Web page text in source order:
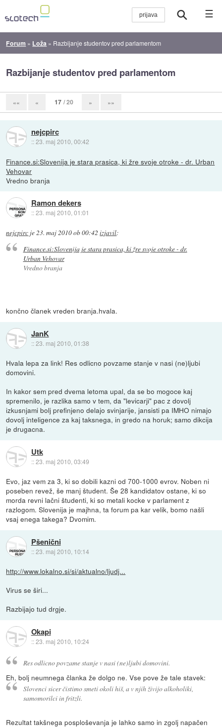
☰
Forum » Loža » Razbijanje studentov pred parlamentom
Razbijanje studentov pred parlamentom
«« « 17 / 20 » »»
nejcpirc
::23. maj 2010, 00:42
Finance.si:Slovenija je stara prasica, ki žre svoje otroke - dr. Urban
Vehovar
Vredno branja
Ramon dekers
::23. maj 2010, 01:01
nejcpirc je23. maj 2010 ob 00:42 izjavil:
Finance.si:Slovenija je stara prasica, ki žre svoje otroke - dr.
Urban Vehovar
Vredno branja
končno članek vreden branja.hvala.
JanK
::23. maj 2010, 01:38
Hvala lepa za link! Res odlicno povzame stanje v nasi (ne)ljubi
domovini.
In kakor sem pred dvema letoma upal, da se bo mogoce kaj
spremenilo, je razlika samo v tem, da "levicarji" pac z dovolj
izkusnjami bolj prefinjeno delajo svinjarije, jansisti pa IMHO nimajo
dovolj inteligence za kaj taksnega, in gredo na horuk; samo dikcija
je drugacna.
Utk
::23. maj 2010, 03:49
Evo, jaz vem za 3, ki so dobili kazni od 700-1000 evrov. Noben ni
poseben revež, še manj študent. Še 28 kandidatov ostane, ki so
morda revni lačni študenti, ki so metali kocke v parlament z
razlogom. Slovenija je majhna, ta forum pa kar velik, bomo našli
vsaj enega takega? Dvomim.
Pšenični
::23. maj 2010, 10:14
http://www.lokalno.si/si/aktualno/ljudj...
Virus se širi...
Razbijajo tud drgje.
Okapi
::23. maj 2010, 10:24
Res odlicno povzame stanje v nasi (ne)ljubi domovini.
Eh, bolj neumnega članka že dolgo ne. Vse pove že tale stavek:
Slovenci sicer čistimo smeti okoli hiš, a v njih živijo alkoholiki,
samomorilci in fritzli.
Rezultat takšnega posploševanja je lahko samo in zgolj napačen